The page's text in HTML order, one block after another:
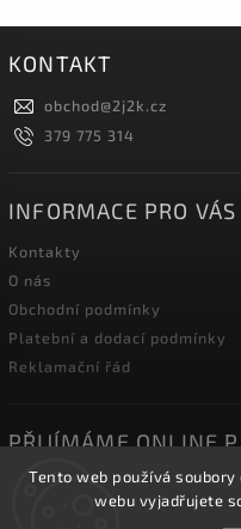
Tento web používá
webu vyjadřujete
KONTAKT
obchod@2j2k.cz
379 775 314
INFORMACE PRO VÁS
Kontakty
O nás
Obchodní podmínky
Platební a dodací podmínky
Reklamační řád
PŘIJÍMÁME ONLINE